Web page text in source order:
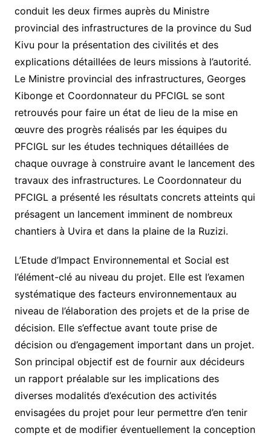
conduit les deux firmes auprès du Ministre
provincial des infrastructures de la province du Sud
Kivu pour la présentation des civilités et des
explications détaillées de leurs missions à l’autorité.
Le Ministre provincial des infrastructures, Georges
Kibonge et Coordonnateur du PFCIGL se sont
retrouvés pour faire un état de lieu de la mise en
œuvre des progrès réalisés par les équipes du
PFCIGL sur les études techniques détaillées de
chaque ouvrage à construire avant le lancement des
travaux des infrastructures. Le Coordonnateur du
PFCIGL a présenté les résultats concrets atteints qui
présagent un lancement imminent de nombreux
chantiers à Uvira et dans la plaine de la Ruzizi.
L’Etude d’Impact Environnemental et Social est
l’élément-clé au niveau du projet. Elle est l’examen
systématique des facteurs environnementaux au
niveau de l’élaboration des projets et de la prise de
décision. Elle s’effectue avant toute prise de
décision ou d’engagement important dans un projet.
Son principal objectif est de fournir aux décideurs
un rapport préalable sur les implications des
diverses modalités d’exécution des activités
envisagées du projet pour leur permettre d’en tenir
compte et de modifier éventuellement la conception